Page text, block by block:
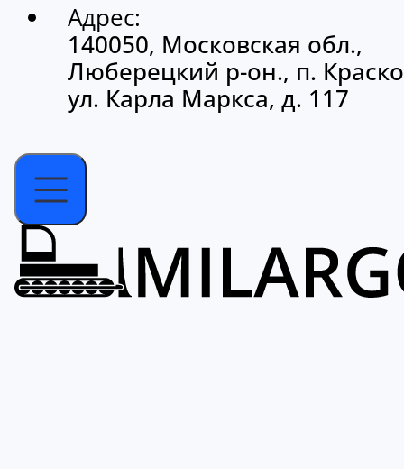
Адрес:
140050, Московская обл.,
Люберецкий р-он., п.
ул. Карла Маркса, д. 117